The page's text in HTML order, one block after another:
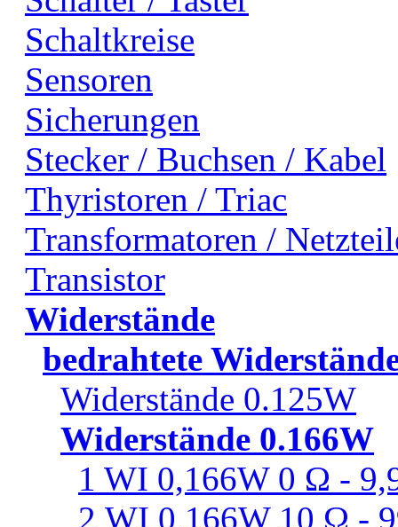
Schaltkreise
Sensoren
Sicherungen
Stecker / Buchsen / Kabel
Thyristoren / Triac
Transformatoren /
Transistor
Widerstände
bedrahtete
Widerstände 0.125W
Widerstände 0.166W
1 WI 0,166W 0 Ω -
2 WI 0,166W 10 Ω -